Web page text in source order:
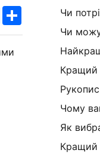
TwitterShare